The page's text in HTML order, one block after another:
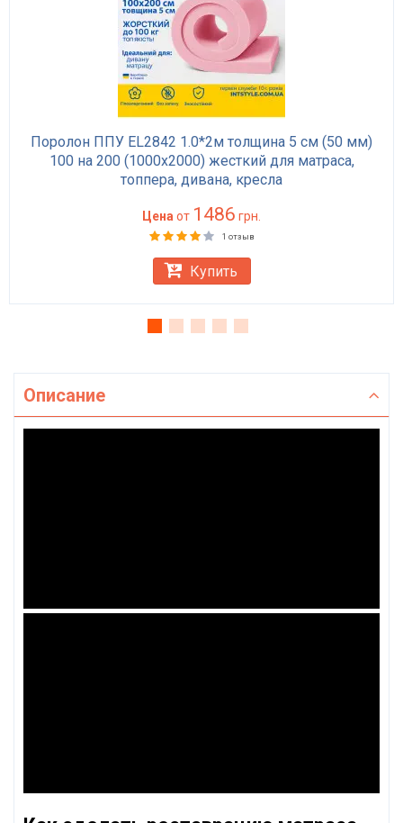
Поролон ППУ EL2842 1.0*2м толщина 5 см (50 мм)
100 на 200 (1000х2000) жесткий для матраса,
топпера, дивана, кресла
Цена от 1486 грн.
1 отзыв
Купить
Описание